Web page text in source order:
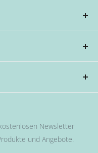
und Co.
Newsletter
und Angebote.